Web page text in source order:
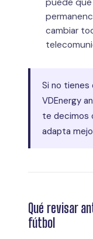
cambiar
Si no tienes
VDEnergy
te decimos
adapta
Qué revisar
fútbol